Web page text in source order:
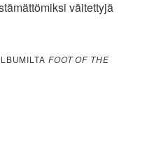
väitettyjä
FOOT OF THE